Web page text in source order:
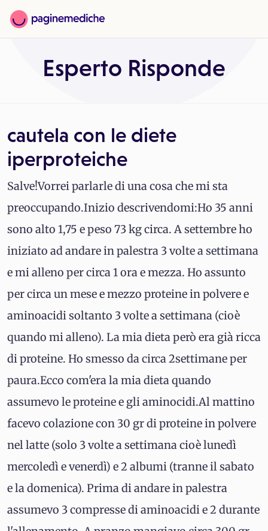
Esperto Risponde
cautela con le diete
iperproteiche
Salve!Vorrei parlarle di una cosa che mi sta
preoccupando.Inizio descrivendomi:Ho 35 anni
sono alto 1,75 e peso 73 kg circa. A settembre ho
iniziato ad andare in palestra 3 volte a settimana
e mi alleno per circa 1 ora e mezza. Ho assunto
per circa un mese e mezzo proteine in polvere e
aminoacidi soltanto 3 volte a settimana (cioè
quando mi alleno). La mia dieta però era già ricca
di proteine. Ho smesso da circa 2settimane per
paura.Ecco com'era la mia dieta quando
assumevo le proteine e gli aminocidi.Al mattino
facevo colazione con 30 gr di proteine in polvere
nel latte (solo 3 volte a settimana cioè lunedì
mercoledì e venerdì) e 2 albumi (tranne il sabato
e la domenica). Prima di andare in palestra
assumevo 3 compresse di aminoacidi e 2 durante